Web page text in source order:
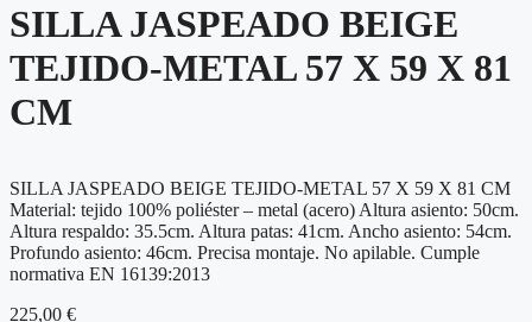
SILLA JASPEADO BEIGE
TEJIDO-METAL 57 X 59 X 81
CM
SILLA JASPEADO BEIGE TEJIDO-METAL 57 X 59 X 81 CM
Material: tejido 100% poliéster – metal (acero) Altura asiento: 50cm.
Altura respaldo: 35.5cm. Altura patas: 41cm. Ancho asiento: 54cm.
Profundo asiento: 46cm. Precisa montaje. No apilable. Cumple
normativa EN 16139:2013
225,00 €